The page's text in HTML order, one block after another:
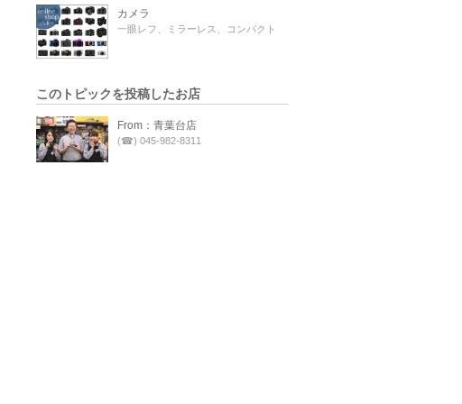
カメラ
一眼レフ、ミラーレス、コンパクト
このトピックを投稿したお店
From：青葉台店
(☎) 045-982-8311